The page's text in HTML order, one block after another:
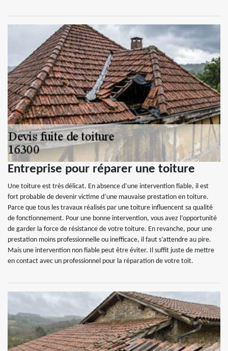
Entreprise pour réparer une toiture
Une toiture est très délicat. En absence d’une intervention fiable, il est
fort probable de devenir victime d’une mauvaise prestation en toiture.
Parce que tous les travaux réalisés par une toiture influencent sa qualité
de fonctionnement. Pour une bonne intervention, vous avez l’opportunité
de garder la force de résistance de votre toiture. En revanche, pour une
prestation moins professionnelle ou inefficace, il faut s’attendre au pire.
Mais une intervention non fiable peut être éviter. Il suffit juste de mettre
en contact avec un professionnel pour la réparation de votre toit.